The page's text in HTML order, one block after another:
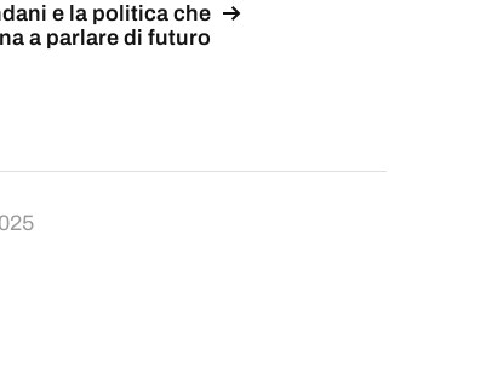
e la politica che
a parlare di futuro